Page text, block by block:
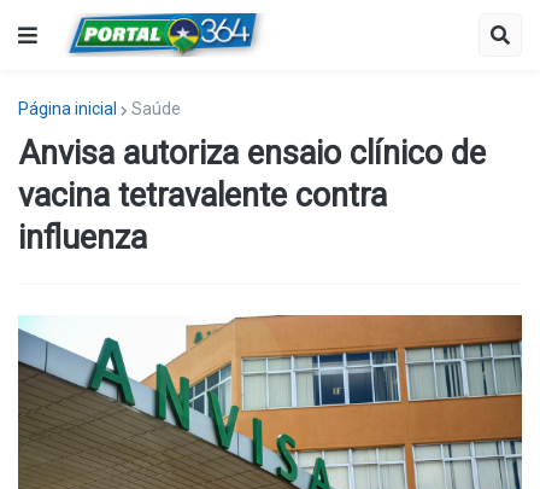
Página inicial Saúde
Anvisa autoriza ensaio clínico de
vacina tetravalente contra
influenza